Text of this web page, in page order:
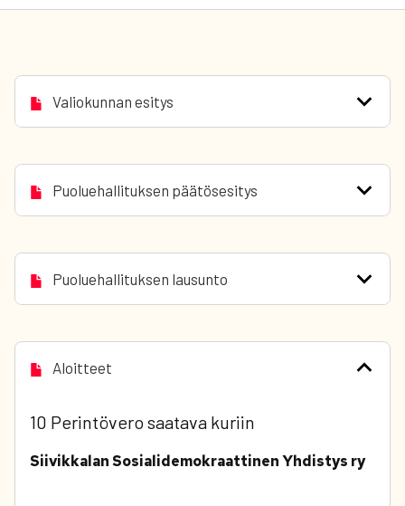
Valiokunnan esitys
Puoluehallituksen päätösesitys
Puoluehallituksen lausunto
Aloitteet
10 Perintövero saatava kuriin
Siivikkalan Sosialidemokraattinen Yhdistys ry